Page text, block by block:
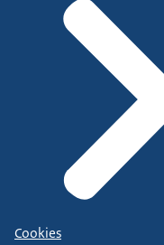
Cookies